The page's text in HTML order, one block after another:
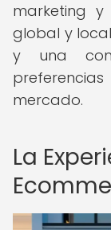
marketing
global y
y una
mercado.
La